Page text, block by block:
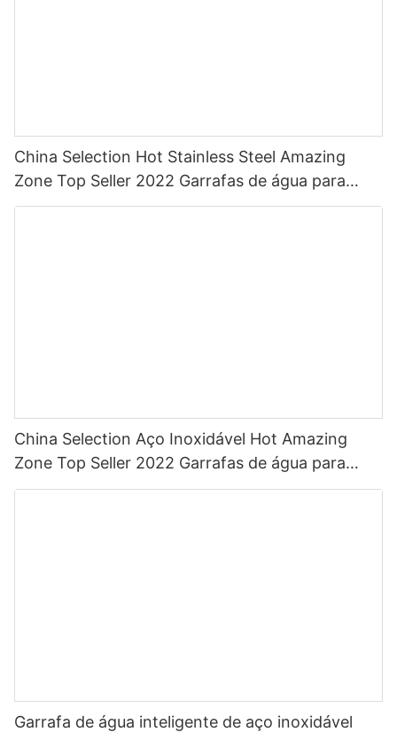
China Selection Hot Stainless Steel Amazing
Zone Top Seller 2022 Garrafas de água para
esportes com palha com cor personalizada
China Selection Aço Inoxidável Hot Amazing
Zone Top Seller 2022 Garrafas de água para
esportes com palha com cor personalizada
Garrafa de água inteligente de aço inoxidável